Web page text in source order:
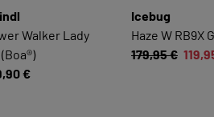
lassen und so nur
Walker Lady
€
Icebug
Haze W RB9X
179,95 €